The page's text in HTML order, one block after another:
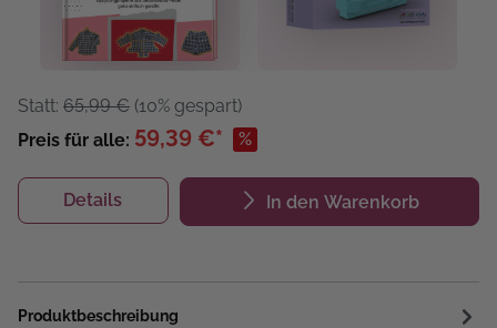
Statt: 65,99 € (10% gespart)
Preis für alle: 59,39 €* %
Details In den Warenkorb
Produktbeschreibung